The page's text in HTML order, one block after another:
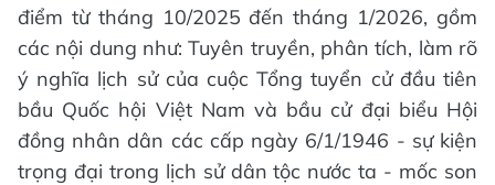
điểm từ tháng 10/2025 đến tháng 1/2026, gồm
các nội dung như: Tuyên truyền, phân tích, làm rõ
ý nghĩa lịch sử của cuộc Tổng tuyển cử đầu tiên
bầu Quốc hội Việt Nam và bầu cử đại biểu Hội
đồng nhân dân các cấp ngày 6/1/1946 - sự kiện
trọng đại trong lịch sử dân tộc nước ta - mốc son